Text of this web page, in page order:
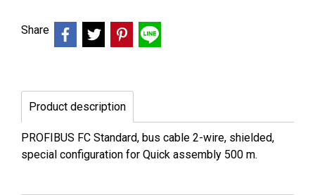
Share
Product description
PROFIBUS FC Standard, bus cable 2-wire, shielded,
special configuration for Quick assembly 500 m.